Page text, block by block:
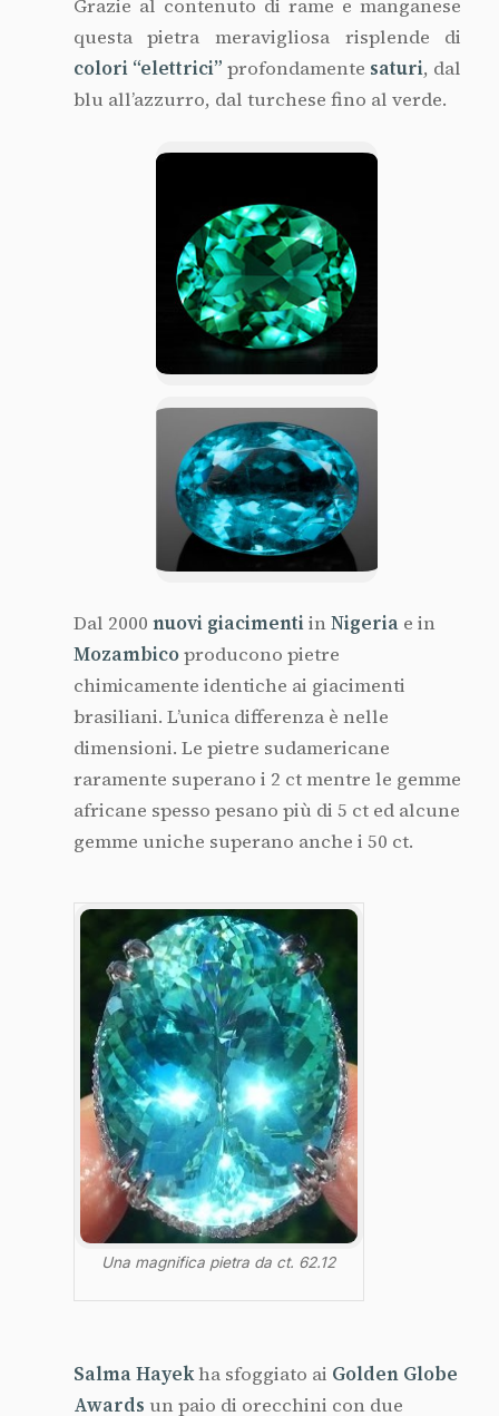
Grazie al contenuto di rame e manganese
questa pietra meravigliosa risplende di
colori “elettrici” profondamente saturi, dal
blu all’azzurro, dal turchese fino al verde.
Dal 2000 nuovi giacimentiinNigeriae in
Mozambicoproducono pietre
chimicamente identiche ai giacimenti
brasiliani. L’unica differenza è nelle
dimensioni. Le pietre sudamericane
raramente superano i 2 ct mentre le gemme
africane spesso pesano più di 5 ct ed alcune
gemme uniche superano anche i 50 ct.
Una magnifica pietra da ct. 62.12
Salma Hayekha sfoggiato ai Golden Globe
Awards un paio di orecchini con due